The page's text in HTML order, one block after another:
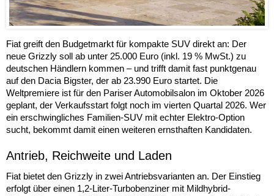
Fiat greift den Budgetmarkt für kompakte SUV direkt an: Der
neue Grizzly soll ab unter 25.000 Euro (inkl. 19 % MwSt.) zu
deutschen Händlern kommen – und trifft damit fast punktgenau
auf den Dacia Bigster, der ab 23.990 Euro startet. Die
Weltpremiere ist für den Pariser Automobilsalon im Oktober 2026
geplant, der Verkaufsstart folgt noch im vierten Quartal 2026. Wer
ein erschwingliches Familien-SUV mit echter Elektro-Option
sucht, bekommt damit einen weiteren ernsthaften Kandidaten.
Antrieb, Reichweite und Laden
Fiat bietet den Grizzly in zwei Antriebsvarianten an. Der Einstieg
erfolgt über einen 1,2-Liter-Turbobenziner mit Mildhybrid-